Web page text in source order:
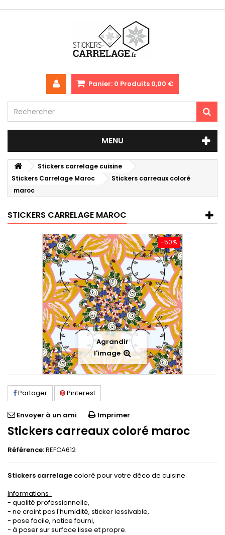
Panier: 0 Produits 0,00 €
MENU
Stickers carrelage cuisine
Stickers Carrelage Maroc
Stickers carreaux coloré
maroc
STICKERS CARRELAGE MAROC
-50%
Agrandir
l'image
Partager Pinterest
Envoyer à un ami Imprimer
Stickers carreaux coloré maroc
Référence:REFCA612
Stickers carrelagecoloré pour votre déco de cuisine.
Informations :
- qualité professionnelle,
- ne craint pas l'humidité, sticker lessivable,
- pose facile, notice fourni,
- à poser sur surface lisse et propre.